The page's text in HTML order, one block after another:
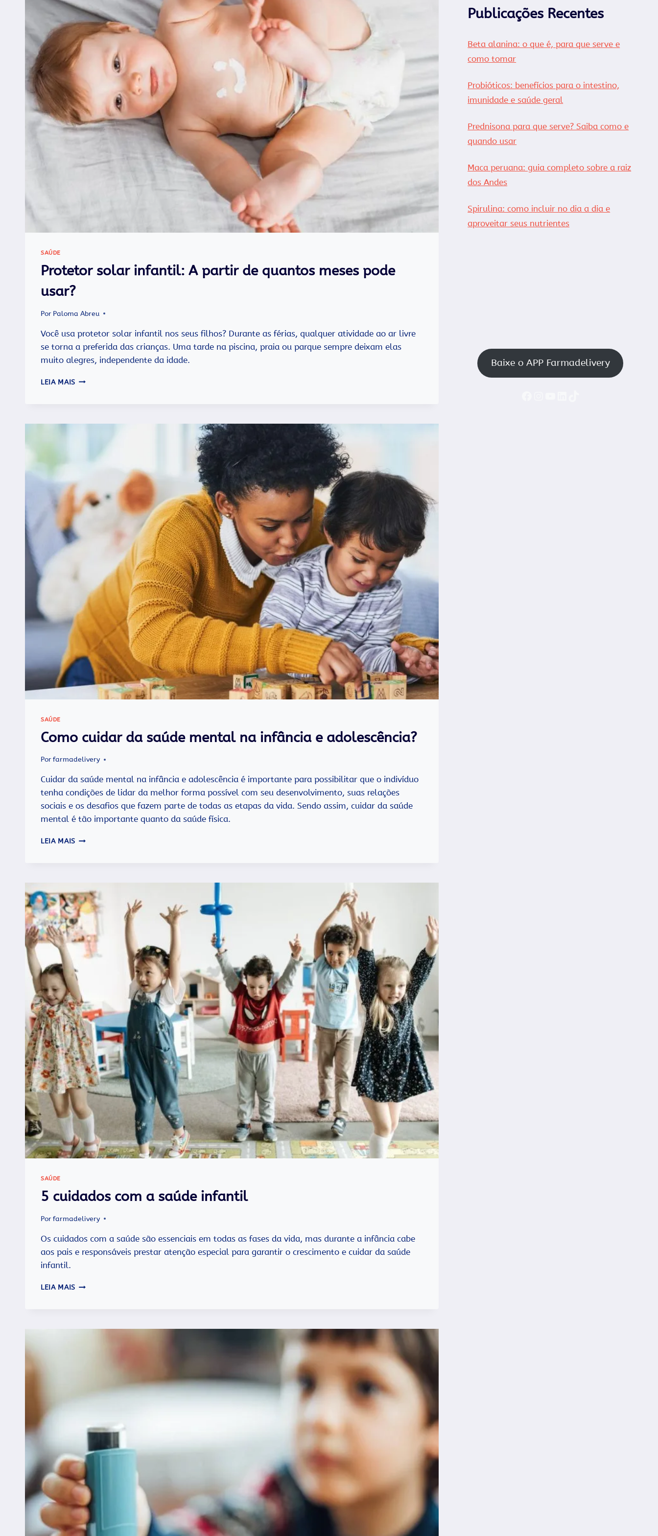
SAÚDE
Protetor solar infantil: A partir de quantos meses pode
usar?
Por Paloma Abreu
Você usa protetor solar infantil nos seus filhos? Durante as férias, qualquer atividade ao ar livre
se torna a preferida das crianças. Uma tarde na piscina, praia ou parque sempre deixam elas
muito alegres, independente da idade.
LEIA MAIS PROTETOR
PODE
SAÚDE
Como cuidar da saúde mental na infância e adolescência?
Porfarmadelivery
Cuidar da saúde mental na infância e adolescência é importante para possibilitar que o indivíduo
tenha condições de lidar da melhor forma possível com seu desenvolvimento, suas relações
sociais e os desafios que fazem parte de todas as etapas da vida. Sendo assim, cuidar da saúde
mental é tão importante quanto da saúde física.
LEIA MAIS COMO
NA
INFÂNCIA
E
ADOLESCÊNCIA?
SAÚDE
5 cuidados com a saúde infantil
Porfarmadelivery
Os cuidados com a saúde são essenciais em todas as fases da vida, mas durante a infância cabe
aos pais e responsáveis prestar atenção especial para garantir o crescimento e cuidar da saúde
infantil.
LEIA MAIS 5
Publicações Recentes
Beta alanina: o que é, para que serve e
como tomar
Probióticos: benefícios para o intestino,
imunidade e saúde geral
Prednisona para que serve? Saiba como e
quando usar
Maca peruana: guia completo sobre a raiz
dos Andes
Spirulina: como incluir no dia a dia e
aproveitar seus nutrientes
Baixe o APP Farmadelivery